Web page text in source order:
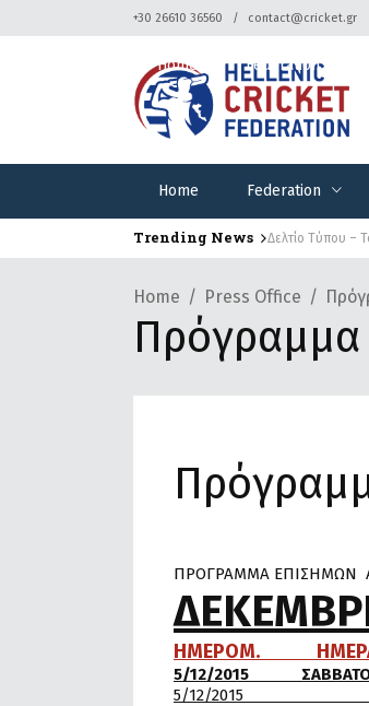
+30 26610 36560 contact@cricket.gr
Home Federation
Home Federation
Trending News Δελτίο Τύπου –
Home Press Office
Πρόγραμμα
ΠΡΟΓΡΑΜΜΑ ΕΠΙΣΗΜΩΝ
ΗΜΕΡΟΜ.
5/12/2015
5/12/2015